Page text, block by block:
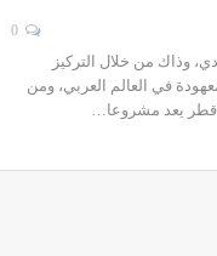
وذاك من خلال التركيز
في العالم العربي، ومن
قطر يعد مشروعا…